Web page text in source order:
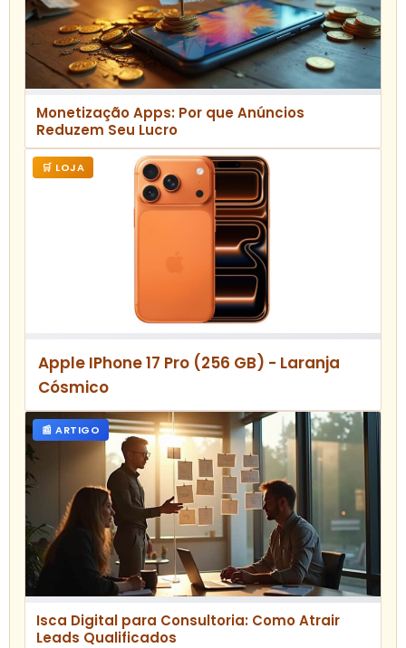
Monetização Apps: Por que Anúncios
Reduzem Seu Lucro
🛒 LOJA
Apple IPhone 17 Pro (256 GB) - Laranja
Cósmico
📰 ARTIGO
Isca Digital para Consultoria: Como Atrair
Leads Qualificados